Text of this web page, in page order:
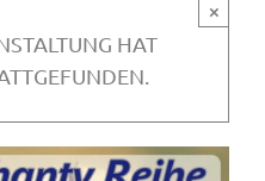
HAT
×